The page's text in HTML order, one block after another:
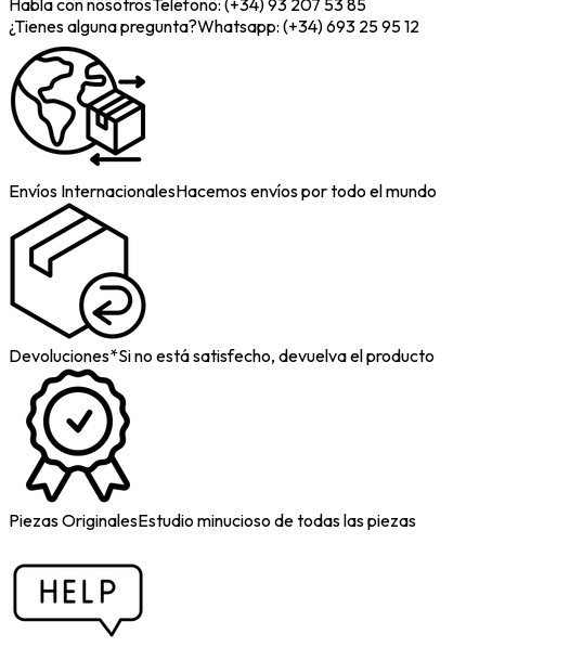
Habla con nosotrosTelefono: (+34) 93 207 53 85
¿Tienes alguna pregunta?Whatsapp: (+34) 693 25 95 12
Envíos InternacionalesHacemos envíos por todo el mundo
Devoluciones*Si no está satisfecho, devuelva el producto
Piezas OriginalesEstudio minucioso de todas las piezas